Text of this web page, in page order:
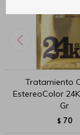
Tratamiento
EstereoColor
Gr
$ 70